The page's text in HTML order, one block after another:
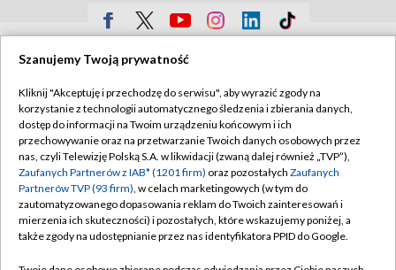
Sklep TVP
Biuro Reklamy
Oferta Handlowa
Telegazeta ogłoszenia
Emisja w TVP
Polityka prywatności
Moje zgody
Biuro reklamy
Kontakt
Szanujemy Twoją prywatność
Kliknij "Akceptuję i przechodzę do serwisu", aby wyrazić zgody na
korzystanie z technologii automatycznego śledzenia i zbierania danych,
dostęp do informacji na Twoim urządzeniu końcowym i ich
przechowywanie oraz na przetwarzanie Twoich danych osobowych przez
nas, czyli Telewizję Polską S.A. w likwidacji (zwaną dalej również „TVP”),
Zaufanych Partnerów z IAB* (1201 firm) oraz pozostałych Zaufanych
Partnerów TVP (93 firm), w celach marketingowych (w tym do
zautomatyzowanego dopasowania reklam do Twoich zainteresowań i
mierzenia ich skuteczności) i pozostałych, które wskazujemy poniżej, a
także zgody na udostępnianie przez nas identyfikatora PPID do Google.